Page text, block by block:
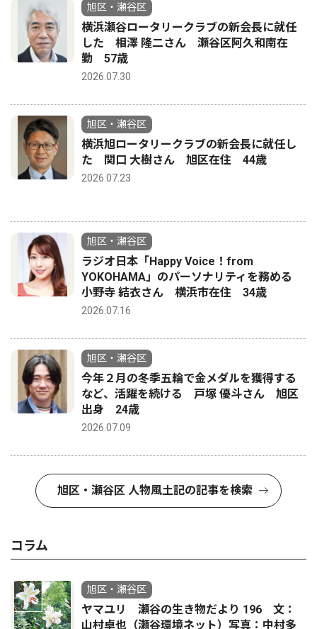
旭区・瀬谷区
横浜瀬谷ロータリークラブの新会長に就任
した 相澤 隆二さん 瀬谷区阿久和南在
勤 57歳
2026.07.30
旭区・瀬谷区
横浜旭ロータリークラブの新会長に就任し
た 関口 大樹さん 旭区在住 44歳
2026.07.23
旭区・瀬谷区
ラジオ日本「Happy Voice！from
YOKOHAMA」のパーソナリティを務める
小野寺 結衣さん 横浜市在住 34歳
2026.07.16
旭区・瀬谷区
今年２月の冬季五輪で金メダルを獲得する
など、活躍を続ける 戸塚 優斗さん 旭区
出身 24歳
2026.07.09
旭区・瀬谷区 人物風土記の記事を検索
コラム
旭区・瀬谷区
ヤマユリ 瀬谷の生き物だより 196 文：
山村卓也（瀬谷環境ネット）写真：中村多